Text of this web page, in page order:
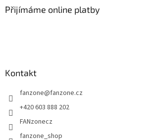
Přijímáme online platby
Kontakt
fanzone@fanzone.cz
+420 603 888 202
FANzonecz
fanzone_shop